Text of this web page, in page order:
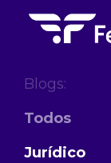
Blogs:
Todos
Jurídico